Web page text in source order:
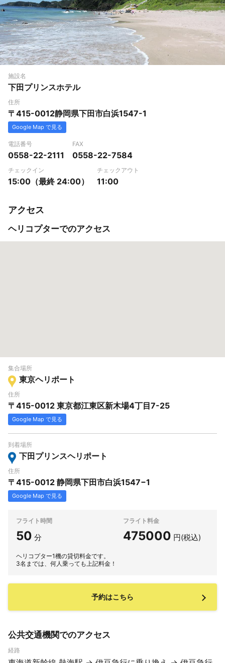
施設名
下田プリンスホテル
住所
〒415-0012静岡県下田市白浜1547-1
Google Map で見る
電話番号
0558-22-2111
FAX
0558-22-7584
チェックイン
15:00（最終 24:00）
チェックアウト
11:00
アクセス
ヘリコプターでのアクセス
集合場所
東京ヘリポート
住所
〒415-0012 東京都江東区新木場4丁目7-25
Google Map で見る
到着場所
下田プリンスヘリポート
住所
〒415-0012 静岡県下田市白浜1547−1
Google Map で見る
フライト時間
50 分
フライト料金
475000 円(税込)
ヘリコプター1機の貸切料金です。
3名までは、何人乗っても上記料金！
予約はこちら
公共交通機関でのアクセス
経路